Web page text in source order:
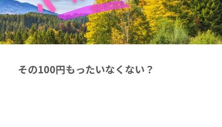
その100円もったいなくない？